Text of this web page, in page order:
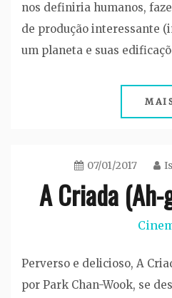
nos definiria humanos,
de produção interessante
um planeta e suas
07/01/2017
A Criada
Perverso e delicioso, A
por Park Chan-Wook, se